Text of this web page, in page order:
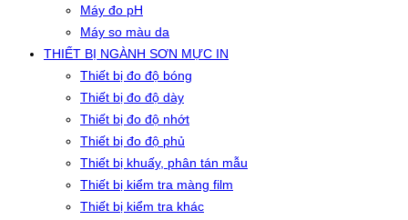
Máy đo pH
Máy so màu da
THIẾT BỊ NGÀNH SƠN MỰC IN
Thiết bị đo độ bóng
Thiết bị đo độ dày
Thiết bị đo độ nhớt
Thiết bị đo độ phủ
Thiết bị khuấy, phân tán mẫu
Thiết bị kiểm tra màng film
Thiết bị kiểm tra khác